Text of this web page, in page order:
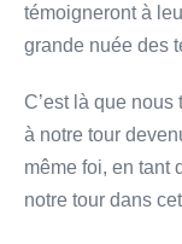
témoigneront à
grande nuée des
C’est là que
à notre tour
même foi, en tant
notre tour dans